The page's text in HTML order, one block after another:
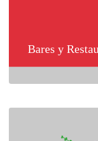
Bares y